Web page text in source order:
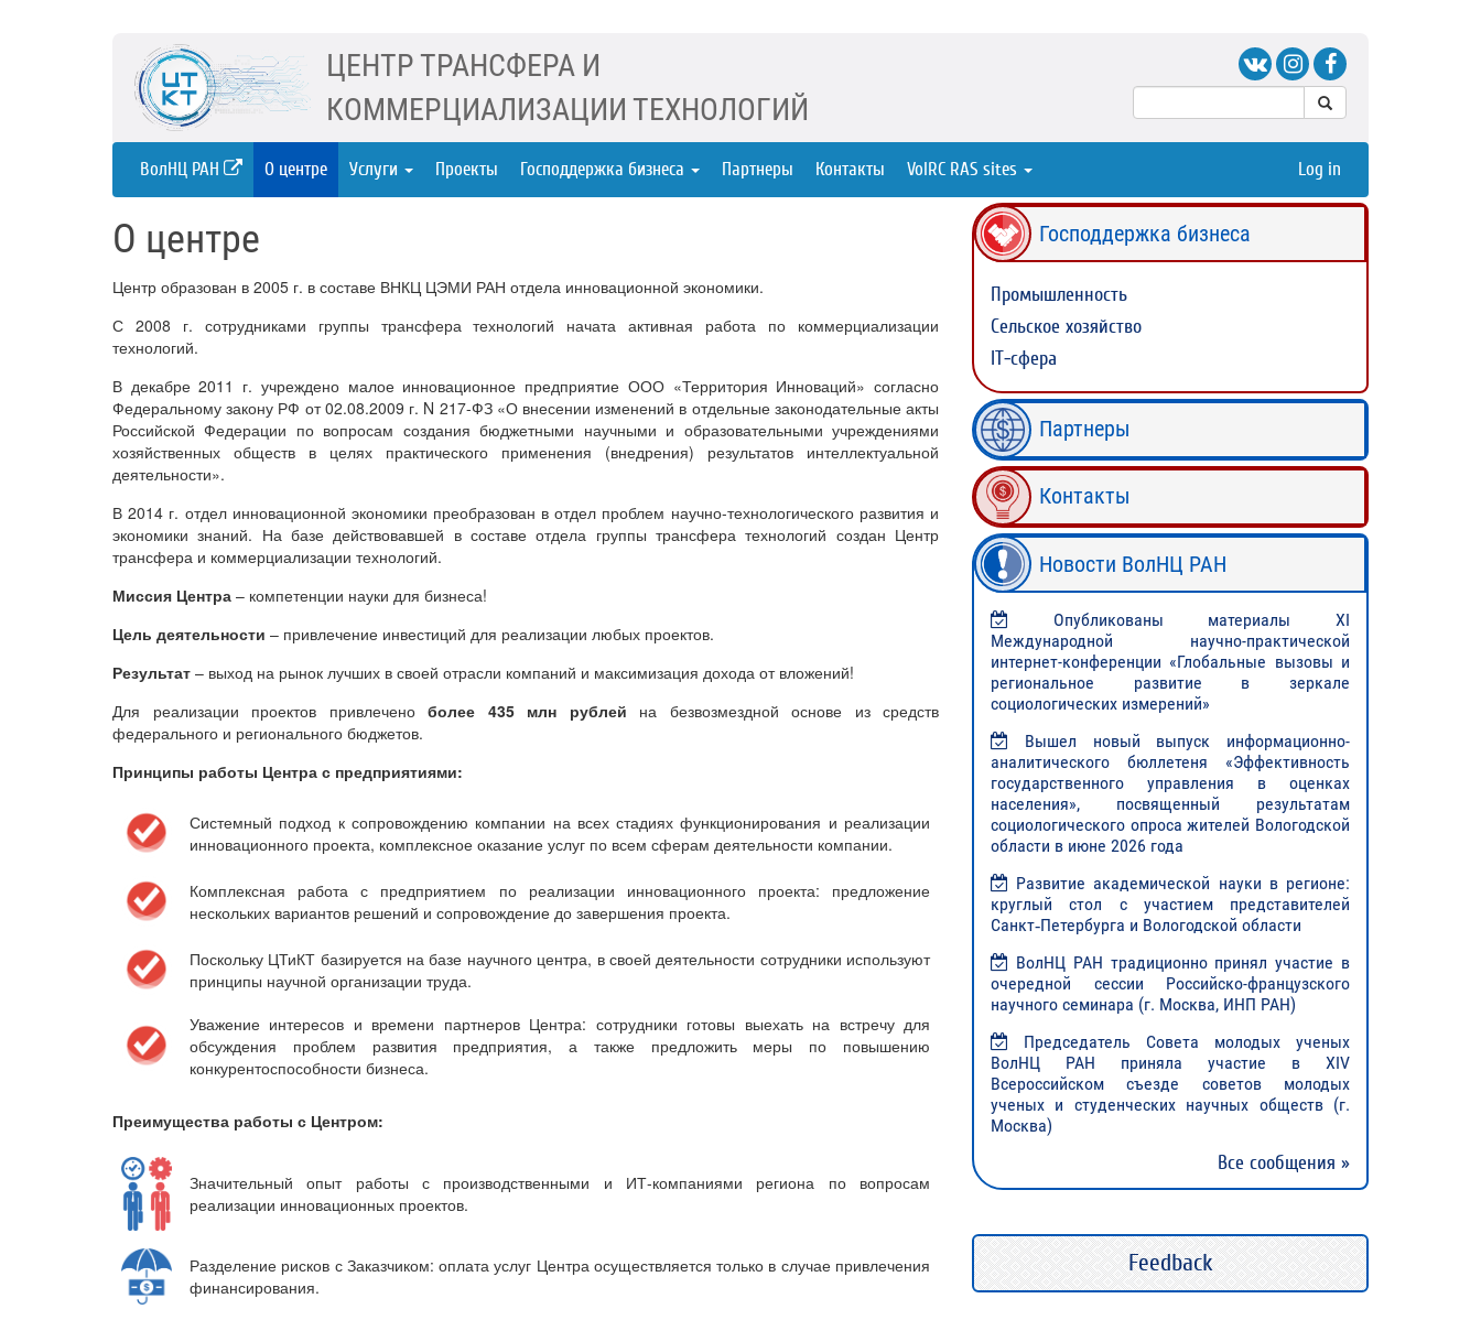
ЦЕНТР ТРАНСФЕРА И
КОММЕРЦИАЛИЗАЦИИ ТЕХНОЛОГИЙ
ВолНЦ РАН О центре Услуги Проекты Господдержка бизнеса Партнеры Контакты VolRC RAS sites Log in
О центре
Центр образован в 2005 г. в составе ВНКЦ ЦЭМИ РАН отдела инновационной экономики.
С 2008 г. сотрудниками группы трансфера технологий начата активная работа по коммерциализации
технологий.
В декабре 2011 г. учреждено малое инновационное предприятие ООО «Территория Инноваций» согласно
Федеральному закону РФ от 02.08.2009 г. N 217-ФЗ «О внесении изменений в отдельные законодательные акты
Российской Федерации по вопросам создания бюджетными научными и образовательными учреждениями
хозяйственных обществ в целях практического применения (внедрения) результатов интеллектуальной
деятельности».
В 2014 г. отдел инновационной экономики преобразован в отдел проблем научно-технологического развития и
экономики знаний. На базе действовавшей в составе отдела группы трансфера технологий создан Центр
трансфера и коммерциализации технологий.
Миссия Центра – компетенции науки для бизнеса!
Цель деятельности – привлечение инвестиций для реализации любых проектов.
Результат – выход на рынок лучших в своей отрасли компаний и максимизация дохода от вложений!
Для реализации проектов привлечено более 435 млн рублей на безвозмездной основе из средств
федерального и регионального бюджетов.
Принципы работы Центра с предприятиями:
Системный подход к сопровождению компании на всех стадиях функционирования и реализации
инновационного проекта, комплексное оказание услуг по всем сферам деятельности компании.
Комплексная работа с предприятием по реализации инновационного проекта: предложение
нескольких вариантов решений и сопровождение до завершения проекта.
Поскольку ЦТиКТ базируется на базе научного центра, в своей деятельности сотрудники используют
принципы научной организации труда.
Уважение интересов и времени партнеров Центра: сотрудники готовы выехать на встречу для
обсуждения проблем развития предприятия, а также предложить меры по повышению
конкурентоспособности бизнеса.
Преимущества работы с Центром:
Значительный опыт работы с производственными и ИТ-компаниями региона по вопросам
реализации инновационных проектов.
Разделение рисков с Заказчиком: оплата услуг Центра осуществляется только в случае привлечения
финансирования.
Господдержка бизнеса
Промышленность
Сельское хозяйство
IT-сфера
Партнеры
Контакты
Новости ВолНЦ РАН
Опубликованы материалы XI
Международной научно-практической
интернет-конференции «Глобальные вызовы и
региональное развитие в зеркале
социологических измерений»
Вышел новый выпуск информационно-
аналитического бюллетеня «Эффективность
государственного управления в оценках
населения», посвященный результатам
социологического опроса жителей Вологодской
области в июне 2026 года
Развитие академической науки в регионе:
круглый стол с участием представителей
Санкт‑Петербурга и Вологодской области
ВолНЦ РАН традиционно принял участие в
очередной сессии Российско-французского
научного семинара (г. Москва, ИНП РАН)
Председатель Совета молодых ученых
ВолНЦ РАН приняла участие в XIV
Всероссийском съезде советов молодых
ученых и студенческих научных обществ (г.
Москва)
Все сообщения »
Feedback